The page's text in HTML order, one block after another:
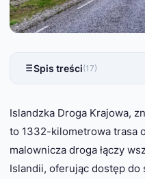
Spis treści(17)
Islandzka Droga Krajowa,
to 1332-kilometrowa trasa
malownicza droga łączy
Islandii, oferując dostęp